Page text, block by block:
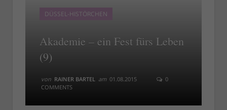
DÜSSEL-HISTÖRCHEN
Akademie – ein Fest fürs Leben
(9)
von RAINER BARTEL am 01.08.2015
0
COMMENTS